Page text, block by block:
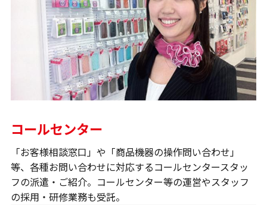
コールセンター
「お客様相談窓口」や「商品機器の操作問い合わせ」
等、各種お問い合わせに対応するコールセンタースタッ
フの派遣・ご紹介。コールセンター等の運営やスタッフ
の採用・研修業務も受託。